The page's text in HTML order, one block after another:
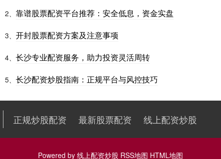
2、 靠谱股票配资平台推荐：安全低息，资金实盘
3、 开封股票配资方案及注意事项
4、 长沙专业配资服务，助力投资灵活周转
5、 长沙配资炒股指南：正规平台与风控技巧
正规炒股配资 最新股票配资 线上配资炒股
Powered by 线上配资炒股 RSS地图 HTML地图